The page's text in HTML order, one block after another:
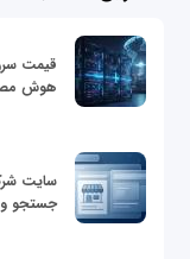
هوش
سایت
جستجو